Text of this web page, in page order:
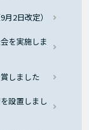
2日改定）
を実施しま
しました
設置しまし